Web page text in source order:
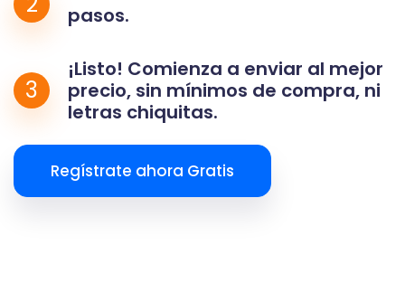
pasos.
3
¡Listo! Comienza a enviar al mejor
precio, sin mínimos de compra, ni
letras chiquitas.
Regístrate ahora Gratis